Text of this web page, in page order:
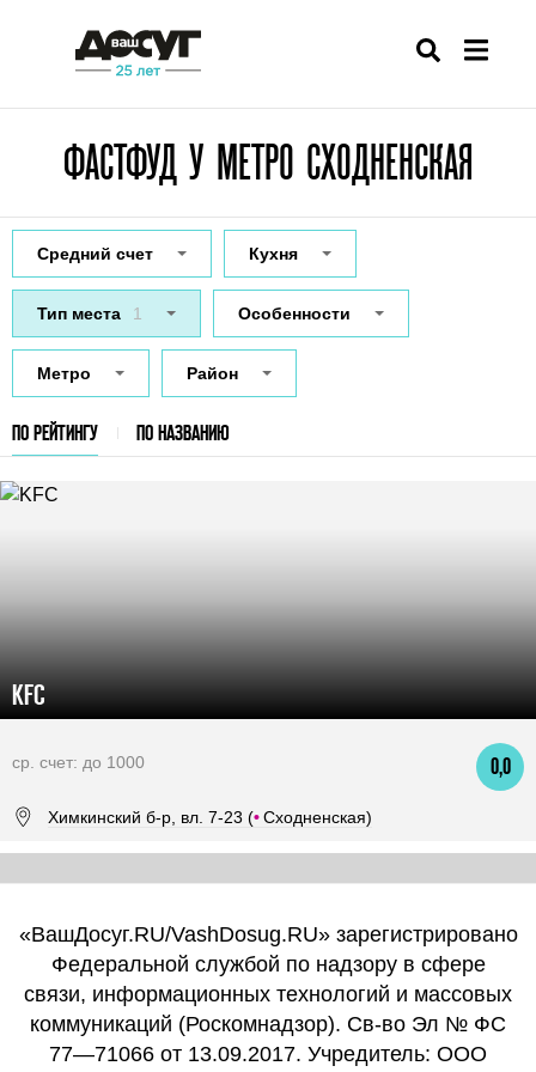
ФАСТФУД У МЕТРО СХОДНЕНСКАЯ
Средний счет Кухня
Тип места 1 Особенности
Метро Район
ПО РЕЙТИНГУ ПО НАЗВАНИЮ
KFC
0,0
ср. счет: до 1000
Химкинский б-р, вл. 7-23 (•Сходненская)
«ВашДосуг.RU/VashDosug.RU» зарегистрировано
Федеральной службой по надзору в сфере
связи, информационных технологий и массовых
коммуникаций (Роскомнадзор). Св-во Эл № ФС
77—71066 от 13.09.2017. Учредитель: ООО